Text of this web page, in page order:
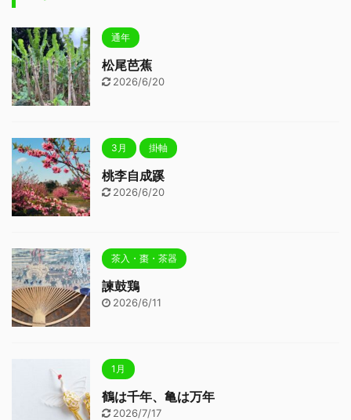
通年
松尾芭蕉
2026/6/20
3月 掛軸
桃李自成蹊
2026/6/20
茶入・棗・茶器
諫鼓鶏
2026/6/11
1月
鶴は千年、亀は万年
2026/7/17